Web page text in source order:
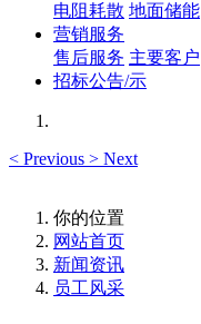
电阻耗散 地面储能
营销服务
售后服务 主要客户
招标公告/示
< Previous > Next
你的位置
网站首页
新闻资讯
员工风采